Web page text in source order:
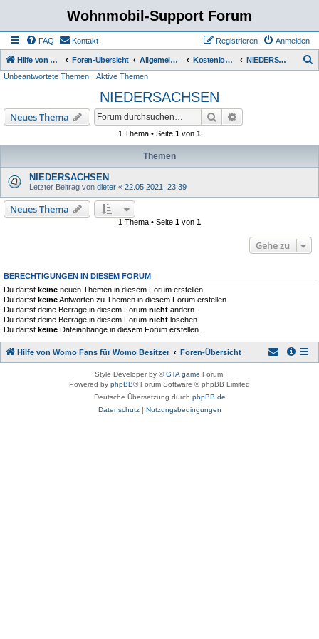
Wohnmobil-Support Forum
FAQ Kontakt Anmelden
Registrieren
Hilfe von Womo Fans für Womo Besitzer Foren-Übersicht Allgemeine Rubriken Kostenlose Stellplätze NIEDERSACHSEN
Unbeantwortete Themen Aktive Themen
NIEDERSACHSEN
Neues Thema Suche
1 Thema • Seite 1 von 1
Themen
NIEDERSACHSEN
Letzter Beitrag von dieter « 22.05.2021, 23:39
Neues Thema
1 Thema • Seite 1 von 1
Gehe zu
BERECHTIGUNGEN IN DIESEM FORUM
Du darfst keine neuen Themen in diesem Forum erstellen.
Du darfst keineAntworten zu Themen in diesem Forum erstellen.
Du darfst deine Beiträge in diesem Forum nicht ändern.
Du darfst deine Beiträge in diesem Forum nicht löschen.
Du darfst keine Dateianhänge in diesem Forum erstellen.
Hilfe von Womo Fans für Womo Besitzer Foren-Übersicht
Style Developer by ©GTA game Forum.
Powered by phpBB® Forum Software © phpBB Limited
Deutsche Übersetzung durch phpBB.de
Datenschutz| Nutzungsbedingungen